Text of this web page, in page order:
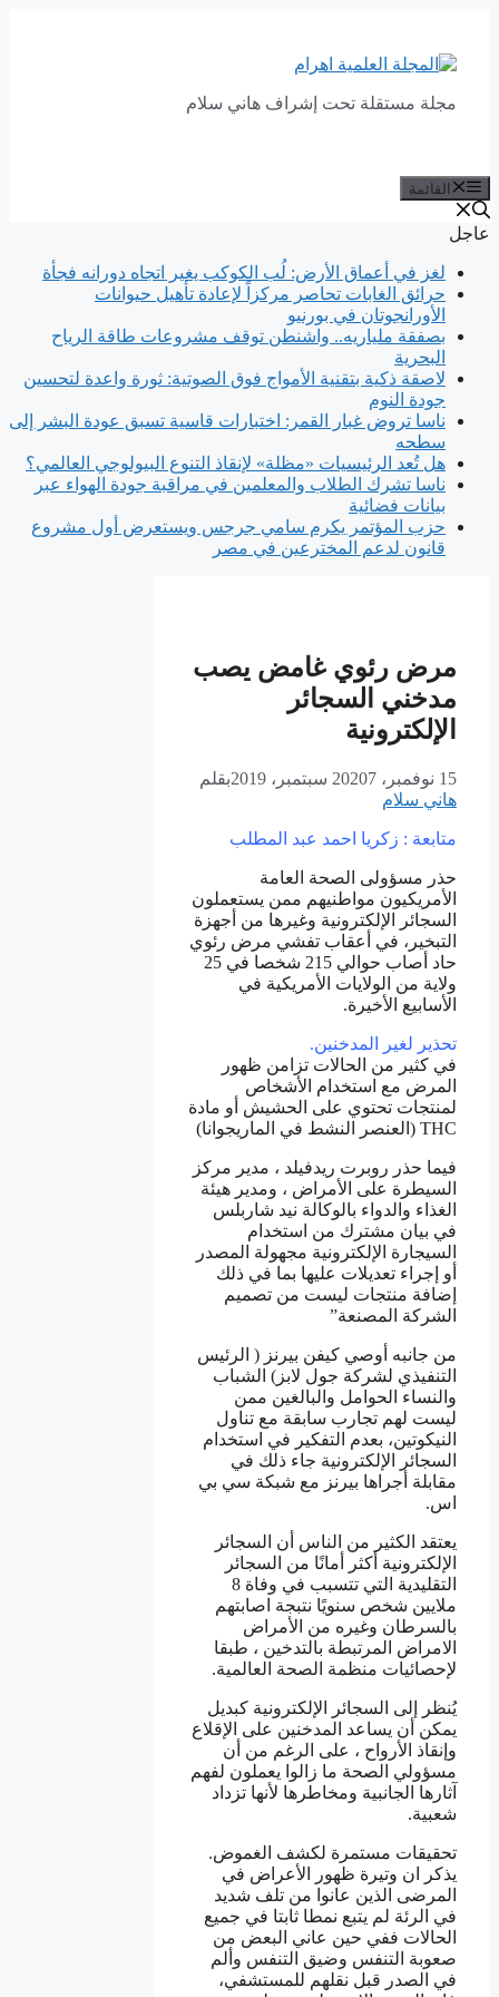
المحتوى
مجلة مستقلة تحت إشراف هاني سلام
القائمة
عاجل
لغز في أعماق الأرض: لُب الكوكب يغير اتجاه دورانه فجأة
حرائق الغابات تحاصر مركزاً لإعادة تأهيل حيوانات
الأورانجوتان في بورنيو
بصفقة ملياريه.. واشنطن توقف مشروعات طاقة الرياح
البحرية
لاصقة ذكية بتقنية الأمواج فوق الصوتية: ثورة واعدة لتحسين
جودة النوم
ناسا تروض غبار القمر: اختبارات قاسية تسبق عودة البشر إلى
سطحه
هل تُعد الرئيسيات «مظلة» لإنقاذ التنوع البيولوجي العالمي؟
ناسا تشرك الطلاب والمعلمين في مراقبة جودة الهواء عبر
بيانات فضائية
حزب المؤتمر يكرم سامي جرجس ويستعرض أول مشروع
قانون لدعم المخترعين في مصر
مرض رئوي غامض يصب
مدخني السجائر
الإلكترونية
15 نوفمبر، 2020 7 سبتمبر، 2019
بقلم
هاني سلام
متابعة : زكريا احمد عبد المطلب
حذر مسؤولى الصحة العامة
الأمريكيون مواطنيهم ممن يستعملون
السجائر الإلكترونية وغيرها من أجهزة
التبخير، في أعقاب تفشي مرض رئوي
حاد أصاب حوالي 215 شخصا في 25
ولاية من الولايات الأمريكية في
الأسابيع الأخيرة.
تحذير لغير المدخنين.
في كثير من الحالات تزامن ظهور
المرض مع استخدام الأشخاص
لمنتجات تحتوي على الحشيش أو مادة
THC (العنصر النشط في الماريجوانا)
فيما حذر روبرت ريدفيلد ، مدير مركز
السيطرة على الأمراض ، ومدير هيئة
الغذاء والدواء بالوكالة نيد شاربلس
في بيان مشترك من استخدام
السيجارة الإلكترونية مجهولة المصدر
أو إجراء تعديلات عليها بما في ذلك
إضافة منتجات ليست من تصميم
الشركة المصنعة”
من جانبه أوصي كيفن بيرنز ( الرئيس
التنفيذي لشركة جول لابز) الشباب
والنساء الحوامل والبالغين ممن
ليست لهم تجارب سابقة مع تناول
النيكوتين، بعدم التفكير في استخدام
السجائر الإلكترونية جاء ذلك في
مقابلة أجراها بيرنز مع شبكة سي بي
اس.
يعتقد الكثير من الناس أن السجائر
الإلكترونية أكثر أمانًا من السجائر
التقليدية التي تتسبب في وفاة 8
ملايين شخص سنويًا نتبجة اصابتهم
بالسرطان وغيره من الأمراض
الامراض المرتبطة بالتدخين ، طبقا
لإحصائيات منظمة الصحة العالمية.
يُنظر إلى السجائر الإلكترونية كبديل
يمكن أن يساعد المدخنين على الإقلاع
وإنقاذ الأرواح ، على الرغم من أن
مسؤولي الصحة ما زالوا يعملون لفهم
آثارها الجانبية ومخاطرها لأنها تزداد
شعبية.
تحقيقات مستمرة لكشف الغموض.
يذكر ان وتيرة ظهور الأعراض في
المرضى الذين عانوا من تلف شديد
في الرئة لم يتبع نمطا ثابتا في جميع
الحالات ففي حين عاني البعض من
صعوبة التنفس وضيق التنفس وألم
في الصدر قبل نقلهم للمستشفي،